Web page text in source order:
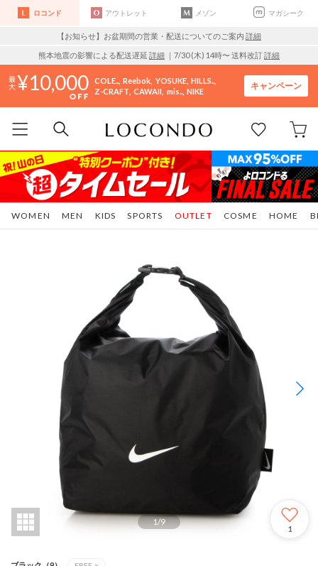
ロコンド アウトレット メゾン マガシーク
【お知らせ】お盆期間の営業・配送についてのご案内 詳細
熊本地震の影響による配送遅延 詳細 ｜7/30 (木) 14時〜 送料改訂詳細
10,000 COLE.. Reebok YOSUKE HILLS..
Z-CRAFT CAWAII mis.. NIKE
キャンペーン
WOMEN MEN KIDS SPORTS COSME HOME
OUTLET
1/9
1